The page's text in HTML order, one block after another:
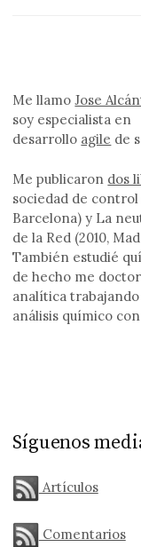
Me llamoJose
soy especialista en
desarrollo agile de
Me publicaron dos
sociedad de control
Barcelona) y La
de la Red (2010,
También estudié
de hecho me
analítica
análisis químico
Síguenos
Artículos
Comentarios